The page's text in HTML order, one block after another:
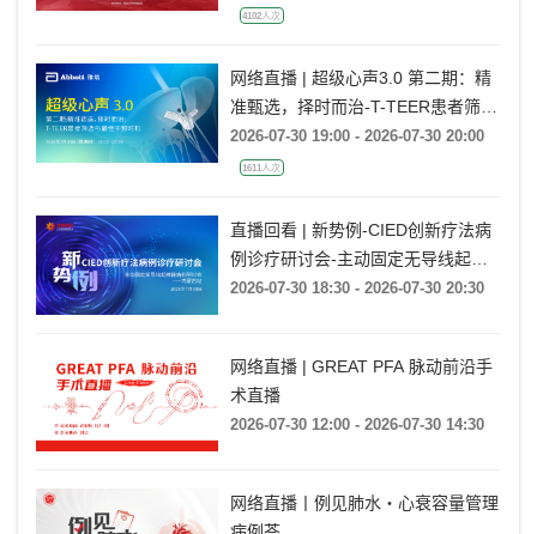
4102人次
网络直播 | 超级心声3.0 第二期：精
准甄选，择时而治-T-TEER患者筛选
与最佳干预时机
2026-07-30 19:00 - 2026-07-30 20:00
1611人次
直播回看 | 新势例-CIED创新疗法病
例诊疗研讨会-主动固定无导线起搏
器病例研讨会——内蒙古站
2026-07-30 18:30 - 2026-07-30 20:30
网络直播 | GREAT PFA 脉动前沿手
术直播
2026-07-30 12:00 - 2026-07-30 14:30
网络直播丨例见肺水・心衰容量管理